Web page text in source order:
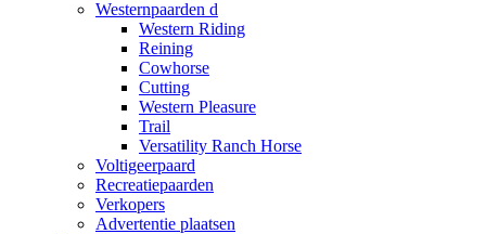
Westernpaarden d
Western Riding
Reining
Cowhorse
Cutting
Western Pleasure
Trail
Versatility Ranch Horse
Voltigeerpaard
Recreatiepaarden
Verkopers
Advertentie plaatsen